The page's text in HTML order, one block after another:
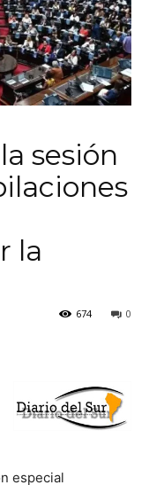
sesión
la
0
674
especial